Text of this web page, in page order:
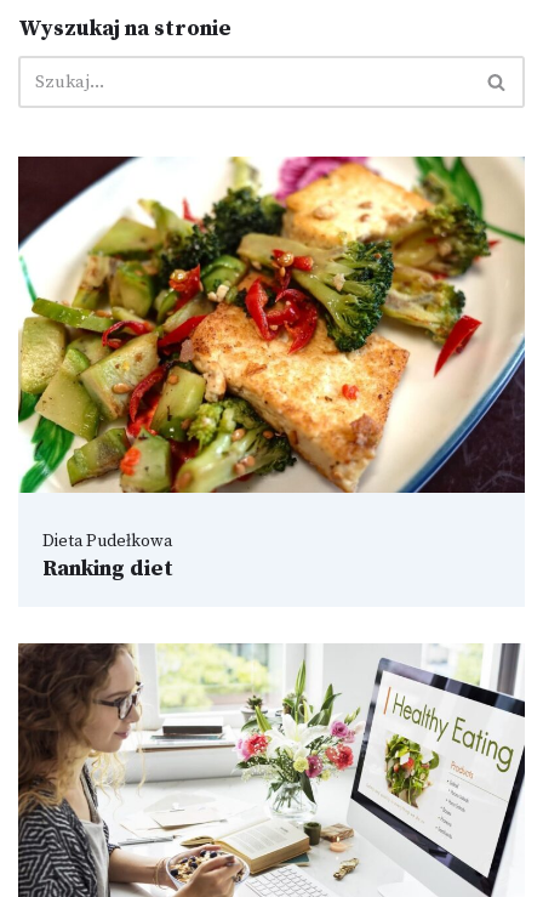
Wyszukaj na stronie
Dieta Pudełkowa
Ranking diet